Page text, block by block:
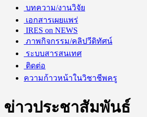
บทความ/งานวิจัย
เอกสารเผยแพร่
IRES on NEWS
ภาพกิจกรรม/คลิปวีดิทัศน์
ระบบสารสนเทศ
ติดต่อ
ความก้าวหน้าในวิชาชีพครู
ข่าวประชาสัมพันธ์